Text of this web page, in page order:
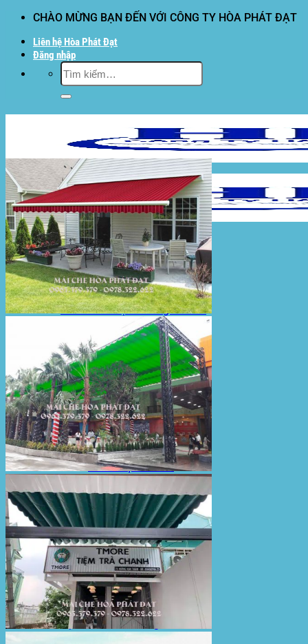
dung
CHÀO MỪNG BẠN ĐẾN VỚI CÔNG TY HÒA PHÁT ĐẠT
Liên hệ Hòa Phát Đạt
Đăng nhập
Tìm
kiếm:
Hòa Phát Đạt
Giới thiệu Hòa Phát Đạt
Sản Phẩm
Sản Phẩm Bạt Che Ngoài Trời
Bạt che nắng mưa
Bạt kéo ngoài trời
Bạt che tự cuốn
Bạt nhựa xanh cam
Bạt sọc 3 màu
Bạt nhựa giá rẻ
Bạt lót ao hồ
Bạt nhựa đen HDPE
Màng chống thấm HDPE
Sản Phẩm Dù Che Ngoài Trời
Dù che nắng
Dù che quán cafe
Dù che sự kiện
Dù lệch tâm
Sản Phẩm Mái Che Di Động
Mái hiên di động
Mái xếp di động
Nhà bạt di động
Motor kéo bạt che
Dự Án Hòa Phát Đạt
Lưới che nắng
Màng phủ nông nghiệp
Bạt Kéo Quán Cafe
Bạt Kéo Sân Trường
Thi Công Mái Xếp Hà Nội